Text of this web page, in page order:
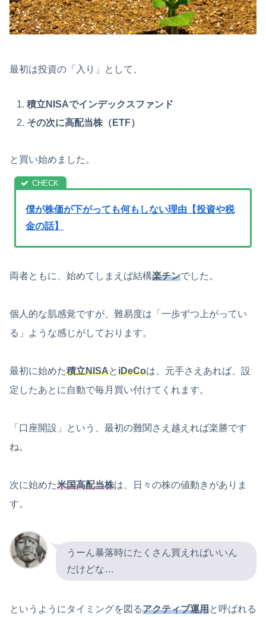
最初は投資の「入り」として、
積立NISAでインデックスファンド
その次に高配当株（ETF）
と買い始めました。
僕が株価が下がっても何もしない理由【投資や税
金の話】
両者ともに、始めてしまえば結構楽チンでした。
個人的な肌感覚ですが、難易度は「一歩ずつ上がってい
る」ような感じがしております。
最初に始めた積立NISAとiDeCoは、元手さえあれば、設
定したあとに自動で毎月買い付けてくれます。
「口座開設」という、最初の難関さえ越えれば楽勝です
ね。
次に始めた米国高配当株は、日々の株の値動きがありま
す。
うーん暴落時にたくさん買えればいいん
だけどな…
というようにタイミングを図るアクティブ運用と呼ばれる